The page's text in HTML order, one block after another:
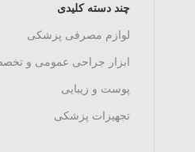
چند دسته کلیدی
لوازم مصرفی پزشکی
ابزار جراحی عمومی و
پوست و زیبایی
تجهیزات پزشکی